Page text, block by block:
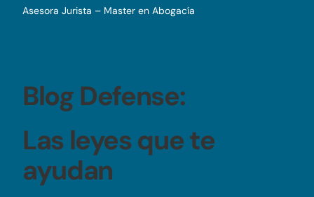
Asesora Jurista – Master en Abogacía
Blog Defense:
Las leyes que te
ayudan